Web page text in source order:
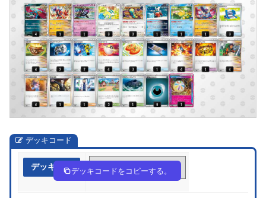
デッキコード
デッキ作成 wVVkVk-RkOEV4-wVk5vF
デッキコードをコピーする。